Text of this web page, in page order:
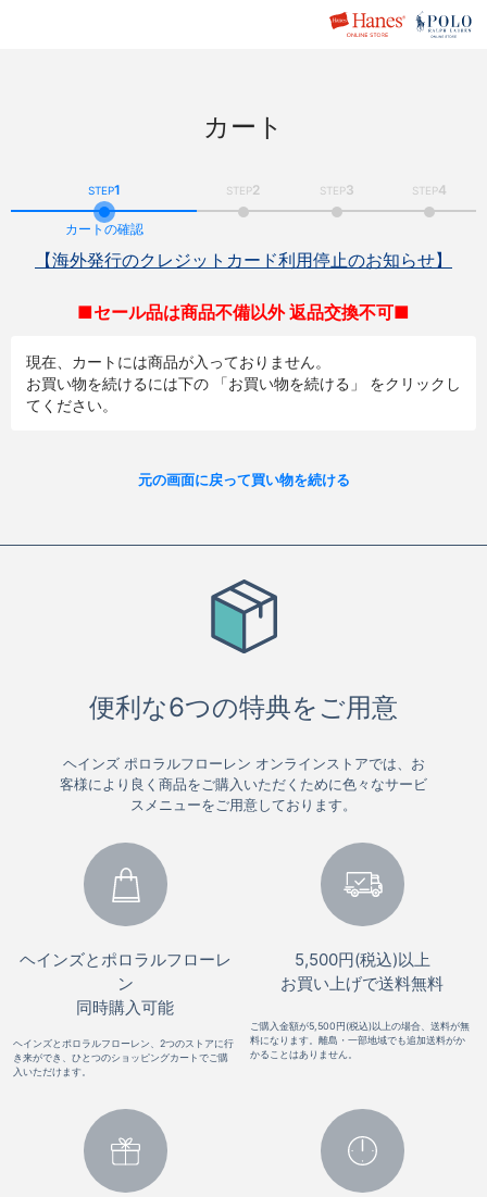
カート
STEP1
カートの確認
STEP2 STEP3 STEP4
【海外発行のクレジットカード利用停止のお知らせ】
■セール品は商品不備以外 返品交換不可■
現在、カートには商品が入っておりません。
お買い物を続けるには下の 「お買い物を続ける」 をクリックし
てください。
元の画面に戻って買い物を続ける
便利な6つの特典をご用意
ヘインズ ポロラルフローレン オンラインストアでは、お
客様により良く商品をご購入いただくために色々なサービ
スメニューをご用意しております。
ヘインズとポロラルフローレ
ン
同時購入可能
ヘインズとポロラルフローレン、2つのストアに行
き来ができ、ひとつのショッピングカートでご購
入いただけます。
5,500円(税込)以上
お買い上げで送料無料
ご購入金額が5,500円(税込)以上の場合、送料が無
料になります。離島・一部地域でも追加送料がか
かることはありません。